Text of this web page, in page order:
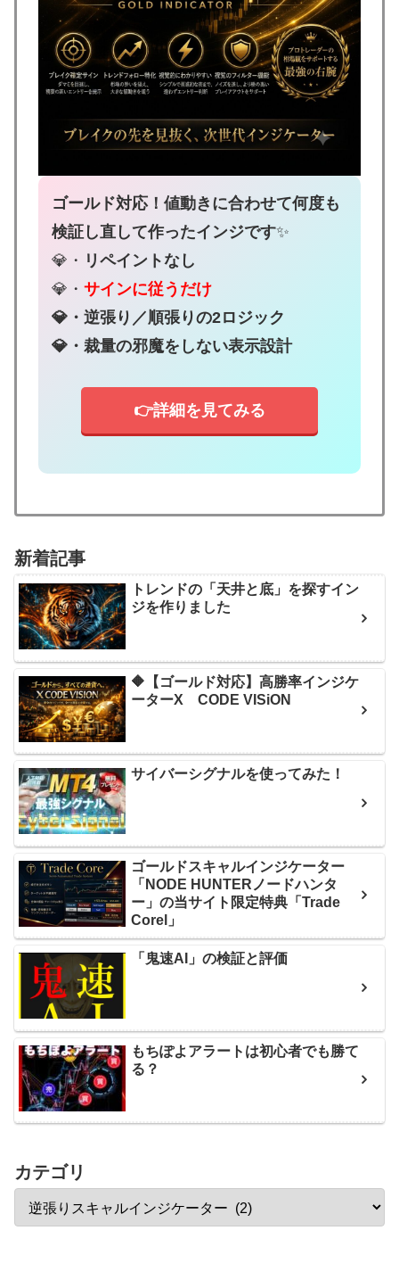
ゴールド対応！値動きに合わせて何度も
検証し直して作ったインジです✨
💎・ リペイントなし
💎・ サインに従うだけ
💎・逆張り／順張りの2ロジック
💎・裁量の邪魔をしない表示設計
👉詳細を見てみる
新着記事
トレンドの「天井と底」を探すイン
ジを作りました
🔶【ゴールド対応】高勝率インジケ
ーターX CODE VISiON
サイバーシグナルを使ってみた！
ゴールドスキャルインジケーター
「NODE HUNTERノードハンタ
ー」の当サイト限定特典「Trade
Corel」
「鬼速AI」の検証と評価
もちぽよアラートは初心者でも勝て
る？
カテゴリ